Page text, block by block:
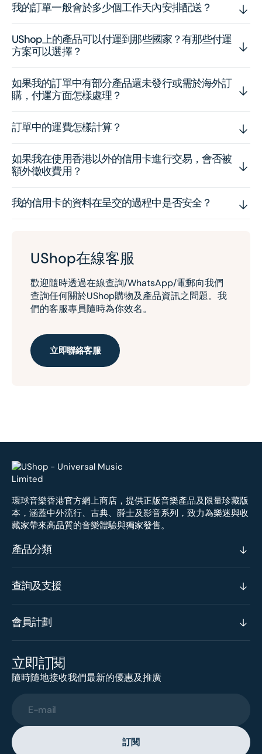
我的訂單一般會於多少個工作天內安排配送？
UShop上的產品可以付運到那些國家？有那些付運
方案可以選擇？
如果我的訂單中有部分產品還未發行或需於海外訂
購，付運方面怎樣處理？
訂單中的運費怎樣計算？
如果我在使用香港以外的信用卡進行交易，會否被
額外徵收費用？
我的信用卡的資料在呈交的過程中是否安全？
UShop在線客服
歡迎隨時透過在線查詢/WhatsApp/電郵向我們
查詢任何關於UShop購物及產品資訊之問題。我
們的客服專員隨時為你效名。
立即聯絡客服
環球音樂香港官方網上商店，提供正版音樂產品及限量珍藏版
本，涵蓋中外流行、古典、爵士及影音系列，致力為樂迷與收
藏家帶來高品質的音樂體驗與獨家發售。
產品分類
查詢及支援
會員計劃
立即訂閱
隨時隨地接收我們最新的優惠及推廣
E-mail
訂閱